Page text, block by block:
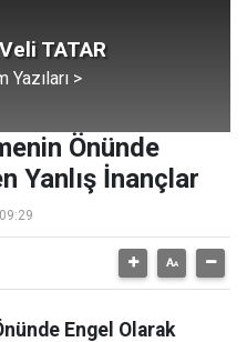
TATAR
Yazıları >
Önünde
Yanlış İnançlar
Engel Olarak